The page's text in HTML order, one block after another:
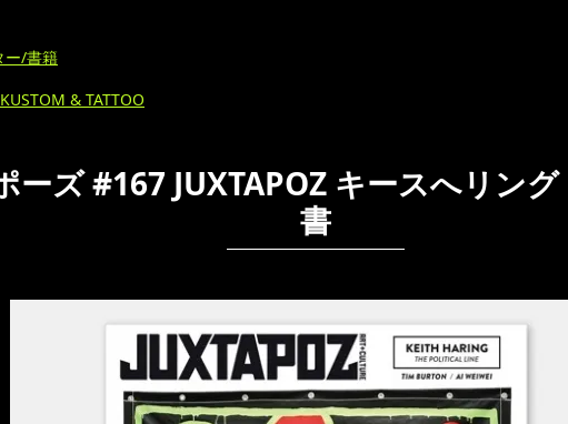
ー/書籍
KUSTOM & TATTOO
ーズ #167 JUXTAPOZ キースへリン
書